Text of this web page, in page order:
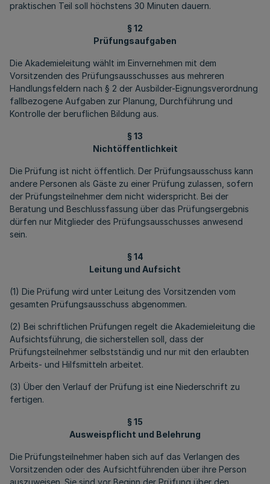
praktischen Teil soll höchstens 30 Minuten dauern.
§ 12
Prüfungsaufgaben
Die Akademieleitung wählt im Einvernehmen mit dem
Vorsitzenden des Prüfungsausschusses aus mehreren
Handlungsfeldern nach § 2 der Ausbilder-Eignungsverordnung
fallbezogene Aufgaben zur Planung, Durchführung und
Kontrolle der beruflichen Bildung aus.
§ 13
Nichtöffentlichkeit
Die Prüfung ist nicht öffentlich. Der Prüfungsausschuss kann
andere Personen als Gäste zu einer Prüfung zulassen, sofern
der Prüfungsteilnehmer dem nicht widerspricht. Bei der
Beratung und Beschlussfassung über das Prüfungsergebnis
dürfen nur Mitglieder des Prüfungsausschusses anwesend
sein.
§ 14
Leitung und Aufsicht
(1) Die Prüfung wird unter Leitung des Vorsitzenden vom
gesamten Prüfungsausschuss abgenommen.
(2) Bei schriftlichen Prüfungen regelt die Akademieleitung die
Aufsichtsführung, die sicherstellen soll, dass der
Prüfungsteilnehmer selbstständig und nur mit den erlaubten
Arbeits- und Hilfsmitteln arbeitet.
(3) Über den Verlauf der Prüfung ist eine Niederschrift zu
fertigen.
§ 15
Ausweispflicht und Belehrung
Die Prüfungsteilnehmer haben sich auf das Verlangen des
Vorsitzenden oder des Aufsichtführenden über ihre Person
auszuweisen. Sie sind vor Beginn der Prüfung über den